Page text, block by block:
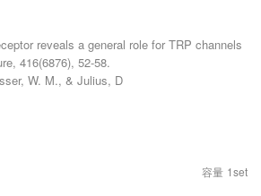
reveals a general role for TRP channels
416(6876), 52-58.
W. M., & Julius, D
容量 1set